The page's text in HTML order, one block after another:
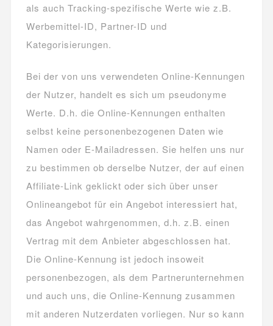
als auch Tracking-spezifische Werte wie z.B.
Werbemittel-ID, Partner-ID und
Kategorisierungen.
Bei der von uns verwendeten Online-Kennungen
der Nutzer, handelt es sich um pseudonyme
Werte. D.h. die Online-Kennungen enthalten
selbst keine personenbezogenen Daten wie
Namen oder E-Mailadressen. Sie helfen uns nur
zu bestimmen ob derselbe Nutzer, der auf einen
Affiliate-Link geklickt oder sich über unser
Onlineangebot für ein Angebot interessiert hat,
das Angebot wahrgenommen, d.h. z.B. einen
Vertrag mit dem Anbieter abgeschlossen hat.
Die Online-Kennung ist jedoch insoweit
personenbezogen, als dem Partnerunternehmen
und auch uns, die Online-Kennung zusammen
mit anderen Nutzerdaten vorliegen. Nur so kann